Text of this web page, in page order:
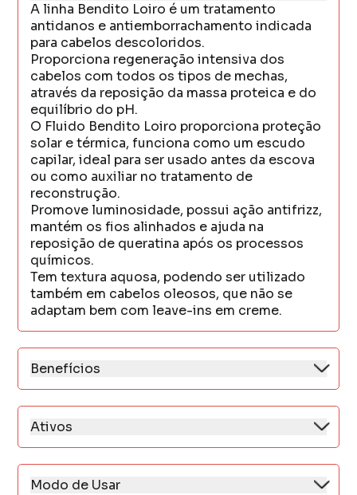
A linha Bendito Loiro é um tratamento
antidanos e antiemborrachamento indicada
para cabelos descoloridos.
Proporciona regeneração intensiva dos
cabelos com todos os tipos de mechas,
através da reposição da massa proteica e do
equilíbrio do pH.
O Fluido Bendito Loiro proporciona proteção
solar e térmica, funciona como um escudo
capilar, ideal para ser usado antes da escova
ou como auxiliar no tratamento de
reconstrução.
Promove luminosidade, possui ação antifrizz,
mantém os fios alinhados e ajuda na
reposição de queratina após os processos
químicos.
Tem textura aquosa, podendo ser utilizado
também em cabelos oleosos, que não se
adaptam bem com leave-ins em creme.
Benefícios
* Reposição da massa proteica
* Ação antiemborrachamento e
antiporosidade
* Regeneração intensiva dos cabelos
descoloridos
Ativos
Complexo de Proteínas:
* Blend de proteínas e aminoácidos
* Restaura a estrutura interna e recupera a
Modo de Usar